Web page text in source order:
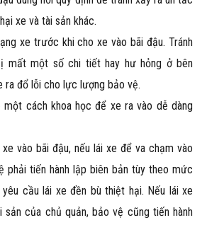
xe và tài sản khác.
xe trước khi cho xe vào bãi đậu. Tránh
mất một số chi tiết hay hư hỏng ở bên
ra đổ lỗi cho lực lượng bảo vệ.
một cách khoa học để xe ra vào dễ dàng
vào bãi đậu, nếu lái xe để va chạm vào
phải tiến hành lập biên bản tùy theo mức
cầu lái xe đền bù thiệt hại. Nếu lái xe
sản của chủ quản, bảo vệ cũng tiến hành